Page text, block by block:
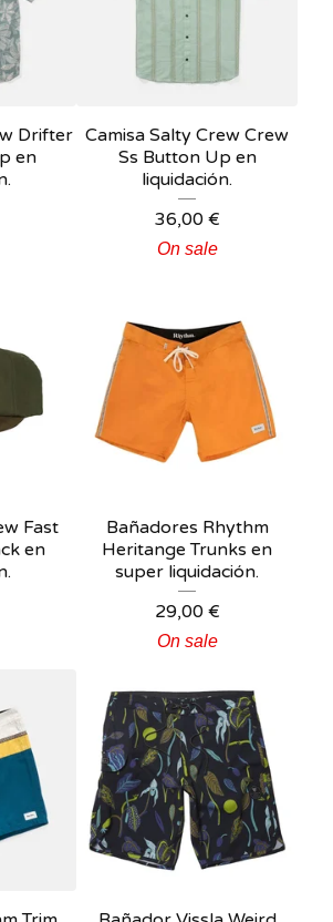
Drifter
en
Camisa Salty Crew Crew
Ss Button Up en
liquidación.
36,00 €
On sale
Fast
en
Bañadores Rhythm
Heritange Trunks en
super liquidación.
29,00 €
On sale